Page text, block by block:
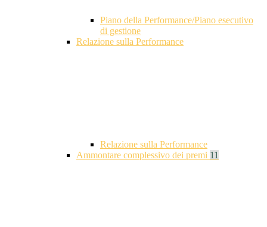
Piano della Performance/Piano esecutivo
di gestione
Relazione sulla Performance
Relazione sulla Performance
Ammontare complessivo dei premi 11